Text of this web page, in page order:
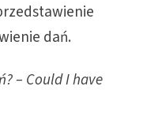
dań.
– Could I have